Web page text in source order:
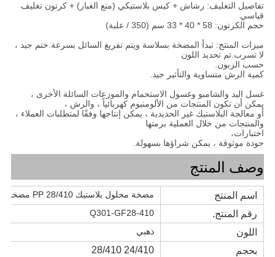
تفاصيل التغليف: رشاش + كيس بلاستيكي (منع الغبار) + كرتون تغليف
قياسي
حجم الكرتون: 58 * 40 * 33 سم (350 / علبة)
ميزات المنتج: تبدأ المضخة بسلاسة ويتم تفريغ السائل بسرعة.ختم جيد ،
لا تسرب.تم تحديد اللون
حسب الزبون.
كمية الرش متساوية والتأثير جيد.
غسل اليد والشامبو وغسول الاستحمام والموزعات السائلة الأخرى ،
يمكن أن تكون المنتجات من الألومنيوم كهربائياً ، والرش ،
أو معالجة البلاستيك غير الحديدية ، يمكن إنتاجها وفقًا لمتطلبات العملاء ،
والمنتجات من خلال العملية برمتها
اختبارات،
جودة موثوقة ، يمكن شراؤها بسهولة.
وصف المنتج
اسم المنتج مضخة محلول بلاستيك PP 28/410 مضخة موزع سائل صابون جرعة كبيرة للزجاجة
رقم المنتج. Q301-GF28-410
اللون ذهبي
بحجم
24/410 28/410